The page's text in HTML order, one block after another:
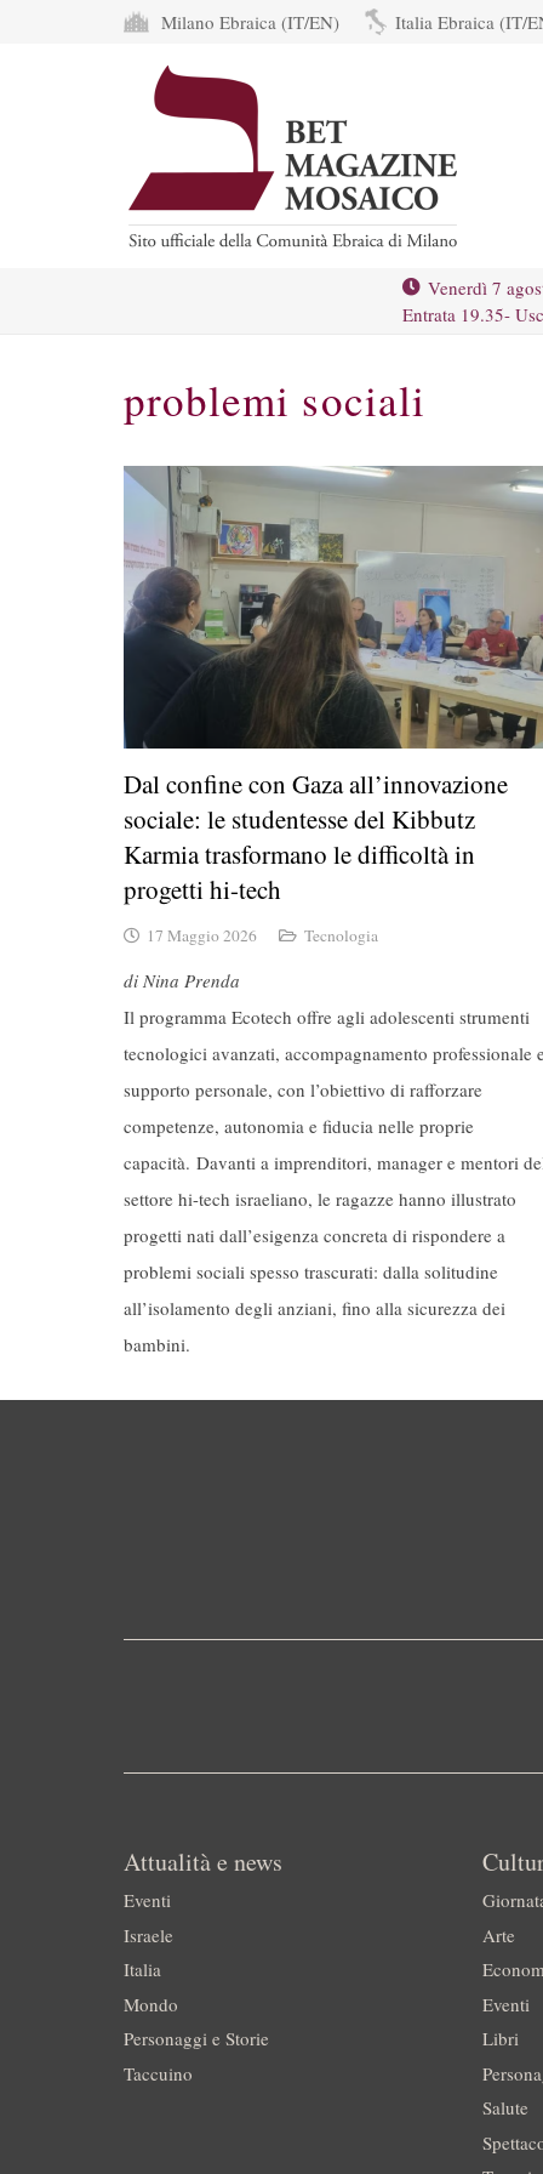
Milano Ebraica (IT/EN) Italia Ebraica (IT/
Venerdì 7
Entrata 19.35-
problemi sociali
Dal confine con Gaza all’innovazione
sociale: le studentesse del Kibbutz
Karmia trasformano le difficoltà in
progetti hi-tech
17 Maggio 2026 Tecnologia
di Nina Prenda
Il programma Ecotech offre agli adolescenti strumenti
tecnologici avanzati, accompagnamento professionale
supporto personale, con l’obiettivo di rafforzare
competenze, autonomia e fiducia nelle proprie
capacità. Davanti a imprenditori, manager e mentori
settore hi-tech israeliano, le ragazze hanno illustrato
progetti nati dall’esigenza concreta di rispondere a
problemi sociali spesso trascurati: dalla solitudine
all’isolamento degli anziani, fino alla sicurezza dei
bambini.
Attualità e news
Eventi
Israele
Italia
Mondo
Personaggi e Storie
Taccuino
Arte
Eventi
Libri
Salute